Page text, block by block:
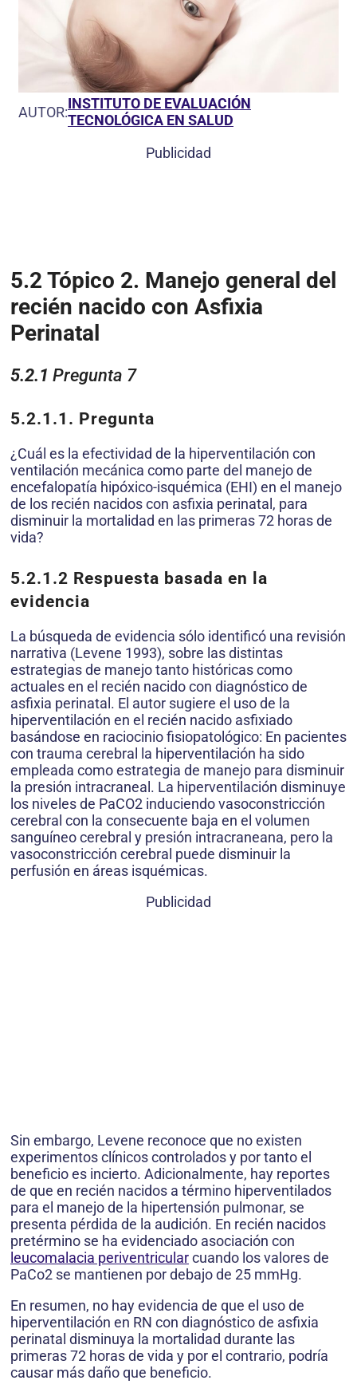
AUTOR:INSTITUTO DE EVALUACIÓN
TECNOLÓGICA EN SALUD
Publicidad
5.2 Tópico 2. Manejo general del
recién nacido con Asfixia
Perinatal
5.2.1 Pregunta 7
5.2.1.1. Pregunta
¿Cuál es la efectividad de la hiperventilación con
ventilación mecánica como parte del manejo de
encefalopatía hipóxico-isquémica (EHI) en el manejo
de los recién nacidos con asfixia perinatal, para
disminuir la mortalidad en las primeras 72 horas de
vida?
5.2.1.2 Respuesta basada en la
evidencia
La búsqueda de evidencia sólo identificó una revisión
narrativa (Levene 1993), sobre las distintas
estrategias de manejo tanto históricas como
actuales en el recién nacido con diagnóstico de
asfixia perinatal. El autor sugiere el uso de la
hiperventilación en el recién nacido asfixiado
basándose en raciocinio fisiopatológico: En pacientes
con trauma cerebral la hiperventilación ha sido
empleada como estrategia de manejo para disminuir
la presión intracraneal. La hiperventilación disminuye
los niveles de PaCO2 induciendo vasoconstricción
cerebral con la consecuente baja en el volumen
sanguíneo cerebral y presión intracraneana, pero la
vasoconstricción cerebral puede disminuir la
perfusión en áreas isquémicas.
Publicidad
Sin embargo, Levene reconoce que no existen
experimentos clínicos controlados y por tanto el
beneficio es incierto. Adicionalmente, hay reportes
de que en recién nacidos a término hiperventilados
para el manejo de la hipertensión pulmonar, se
presenta pérdida de la audición. En recién nacidos
pretérmino se ha evidenciado asociación con
leucomalacia periventricularcuando los valores de
PaCo2 se mantienen por debajo de 25 mmHg.
En resumen, no hay evidencia de que el uso de
hiperventilación en RN con diagnóstico de asfixia
perinatal disminuya la mortalidad durante las
primeras 72 horas de vida y por el contrario, podría
causar más daño que beneficio.